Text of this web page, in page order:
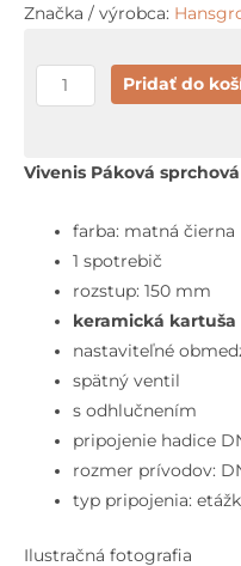
Značka / výrobca:
množstvo
Hansgrohe
Sprchová
matná
čierna
Pridať do
Vivenis Páková
farba: matná čierna
1 spotrebič
rozstup: 150 mm
keramická kartuša
nastaviteľné
spätný ventil
s odhlučnením
pripojenie hadice
rozmer prívodov:
typ pripojenia:
Ilustračná fotografia